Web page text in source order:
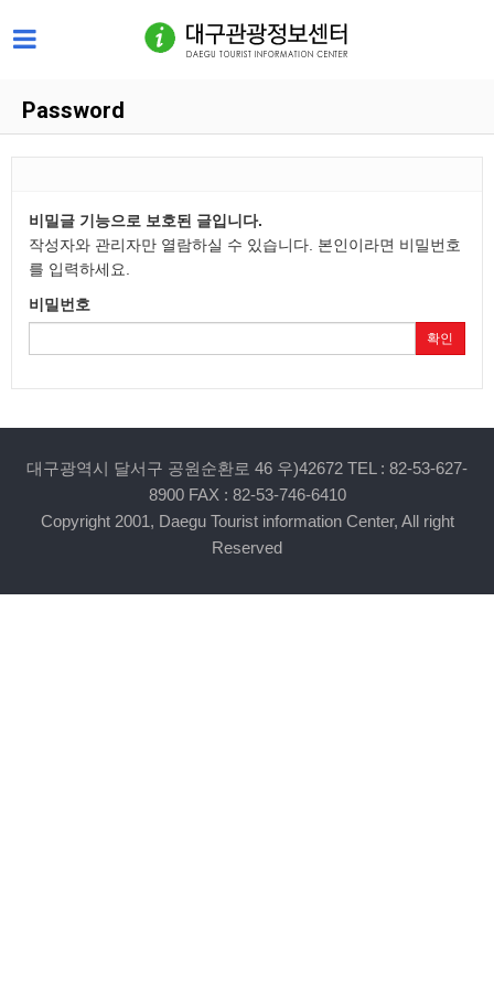
Password
비밀글 기능으로 보호된 글입니다.
작성자와 관리자만 열람하실 수 있습니다. 본인이라면 비밀번호
를 입력하세요.
비밀번호
확인
대구광역시 달서구 공원순환로 46 우)42672 TEL : 82-53-627-
8900 FAX : 82-53-746-6410
Copyright 2001, Daegu Tourist information Center, All right
Reserved